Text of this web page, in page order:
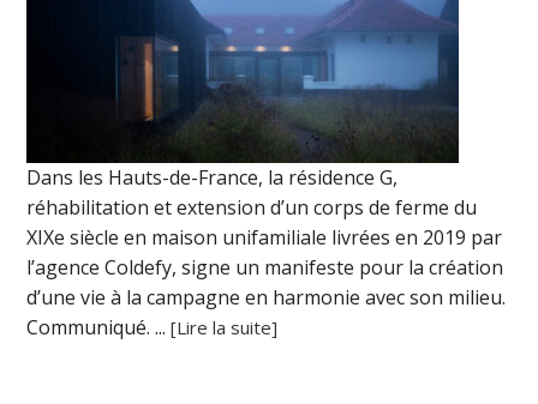
Dans les Hauts-de-France, la résidence G,
réhabilitation et extension d’un corps de ferme du
XIXe siècle en maison unifamiliale livrées en 2019 par
l’agence Coldefy, signe un manifeste pour la création
d’une vie à la campagne en harmonie avec son milieu.
Communiqué. ...[Lire la suite]